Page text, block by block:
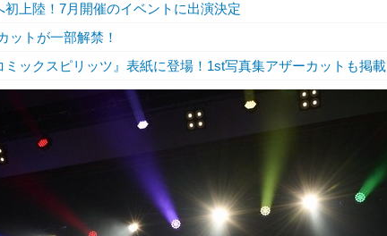
上陸！7月開催のイベントに出演決定
トが一部解禁！
ックスピリッツ』表紙に登場！1st写真集アザーカットも掲載